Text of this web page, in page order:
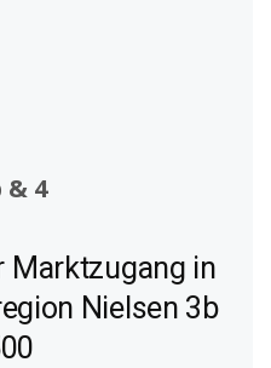
& 4
Marktzugang in
Nielsen 3b